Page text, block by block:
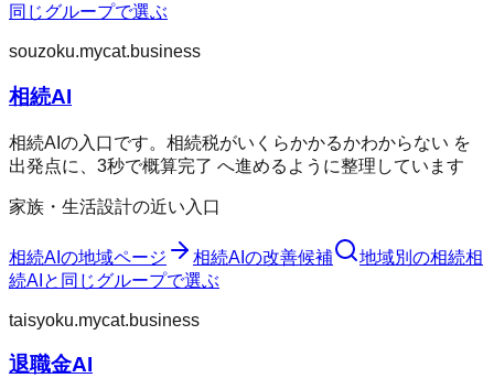
同じグループで選ぶ
souzoku.mycat.business
相続AI
相続AIの入口です。相続税がいくらかかるかわからない を
出発点に、3秒で概算完了 へ進めるように整理しています
家族・生活設計の近い入口
相続AI の地域ページ 相続AI の改善候補 地域別の相続相
続AI と同じグループで選ぶ
taisyoku.mycat.business
退職金AI